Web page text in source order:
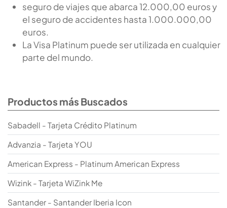
seguro de viajes que abarca 12.000,00 euros y
el seguro de accidentes hasta 1.000.000,00
euros.
La Visa Platinum puede ser utilizada en cualquier
parte del mundo.
Productos más Buscados
Sabadell - Tarjeta Crédito Platinum
Advanzia - Tarjeta YOU
American Express - Platinum American Express
Wizink - Tarjeta WiZink Me
Santander - Santander Iberia Icon